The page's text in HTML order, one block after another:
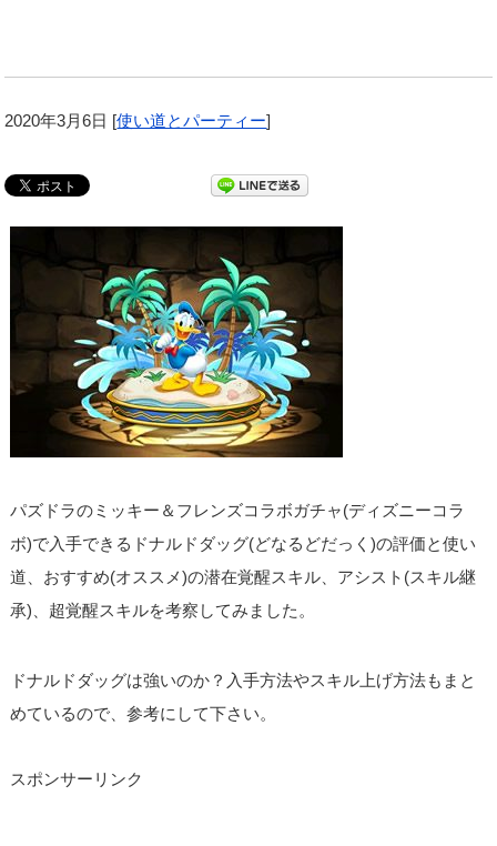
2020年3月6日 [使い道とパーティー]
パズドラのミッキー＆フレンズコラボガチャ(ディズニーコラ
ボ)で入手できるドナルドダッグ(どなるどだっく)の評価と使い
道、おすすめ(オススメ)の潜在覚醒スキル、アシスト(スキル継
承)、超覚醒スキルを考察してみました。
ドナルドダッグは強いのか？入手方法やスキル上げ方法もまと
めているので、参考にして下さい。
スポンサーリンク